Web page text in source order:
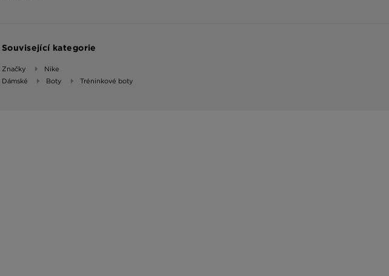
Související kategorie
Značky
Nike
Dámské
Boty Tréninkové boty